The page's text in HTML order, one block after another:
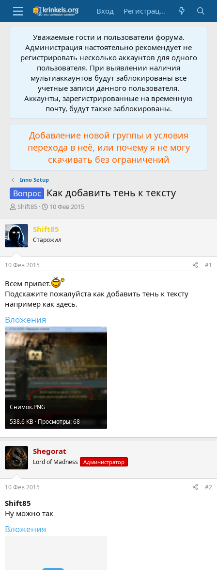
Вход Регистрация
Уважаемые гости и пользователи форума.
Администрация настоятельно рекомендует не
регистрировать несколько аккаунтов для одного
пользователя. При выявлении наличия
мультиаккаунтов будут заблокированы все
учетные записи данного пользователя.
Аккаунты, зарегистрированные на временную
почту, будут также заблокированы.
Добавление новой группы и условия
перехода в неё, или почему я не могу
скачивать без ограничений
Inno Setup
Вопрос Как добавить тень к тексту
А
т
о
р
т
е
м
Shift85
Д
а
н
ч
а
10 Фев 2015
Shift85
Старожил
10 Фев 2015 #1
Всем привет.
Подскажите пожалуйста как добавить тень к тексту
например как здесь.
Вложения
Снимок.PNG
538.6 KB · Просмотры: 68
Shegorat
Lord of Madness Администратор
10 Фев 2015 #2
Shift85
Ну можно так
Вложения